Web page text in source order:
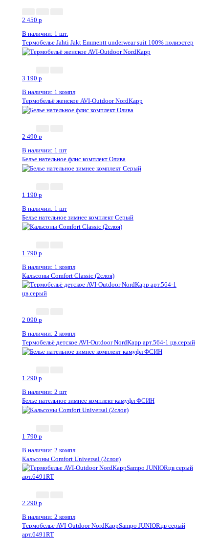
2 450 p
В наличии: 1 шт.
Термобелье Jahti Jakt Emmentt underwear suit 100% полиэстер
3 190 p
В наличии: 1 компл
Термобельё женское AVI-Outdoor NordKapp
2 490 p
В наличии: 1 шт
Белье нательное флис комплект Олива
1 190 p
В наличии: 1 шт
Белье нательное зимнее комплект Серый
1 790 p
В наличии: 1 компл
Кальсоны Comfort Classic (2слоя)
2 090 p
В наличии: 2 компл
Термобельё детское AVI-Outdoor NordKapp арт.564-1 цв.серый
1 290 p
В наличии: 2 шт
Белье нательное зимнее комплект камуфл ФСИН
1 790 p
В наличии: 2 компл
Кальсоны Comfort Universal (2слоя)
2 290 p
В наличии: 2 компл
Термобелье AVI-Outdoor NordKappSampo JUNIORцв серый
арт.6491RT